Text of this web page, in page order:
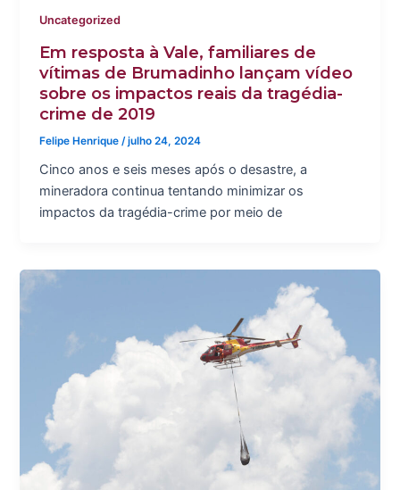
Uncategorized
Em resposta à Vale, familiares de
vítimas de Brumadinho lançam vídeo
sobre os impactos reais da tragédia-
crime de 2019
Felipe Henrique /julho 24, 2024
Cinco anos e seis meses após o desastre, a
mineradora continua tentando minimizar os
impactos da tragédia-crime por meio de